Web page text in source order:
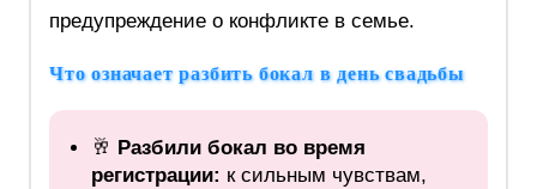
предупреждение о конфликте в семье.
Что означает разбить бокал в день свадьбы
🥂 Разбили бокал во время
регистрации: к сильным чувствам,